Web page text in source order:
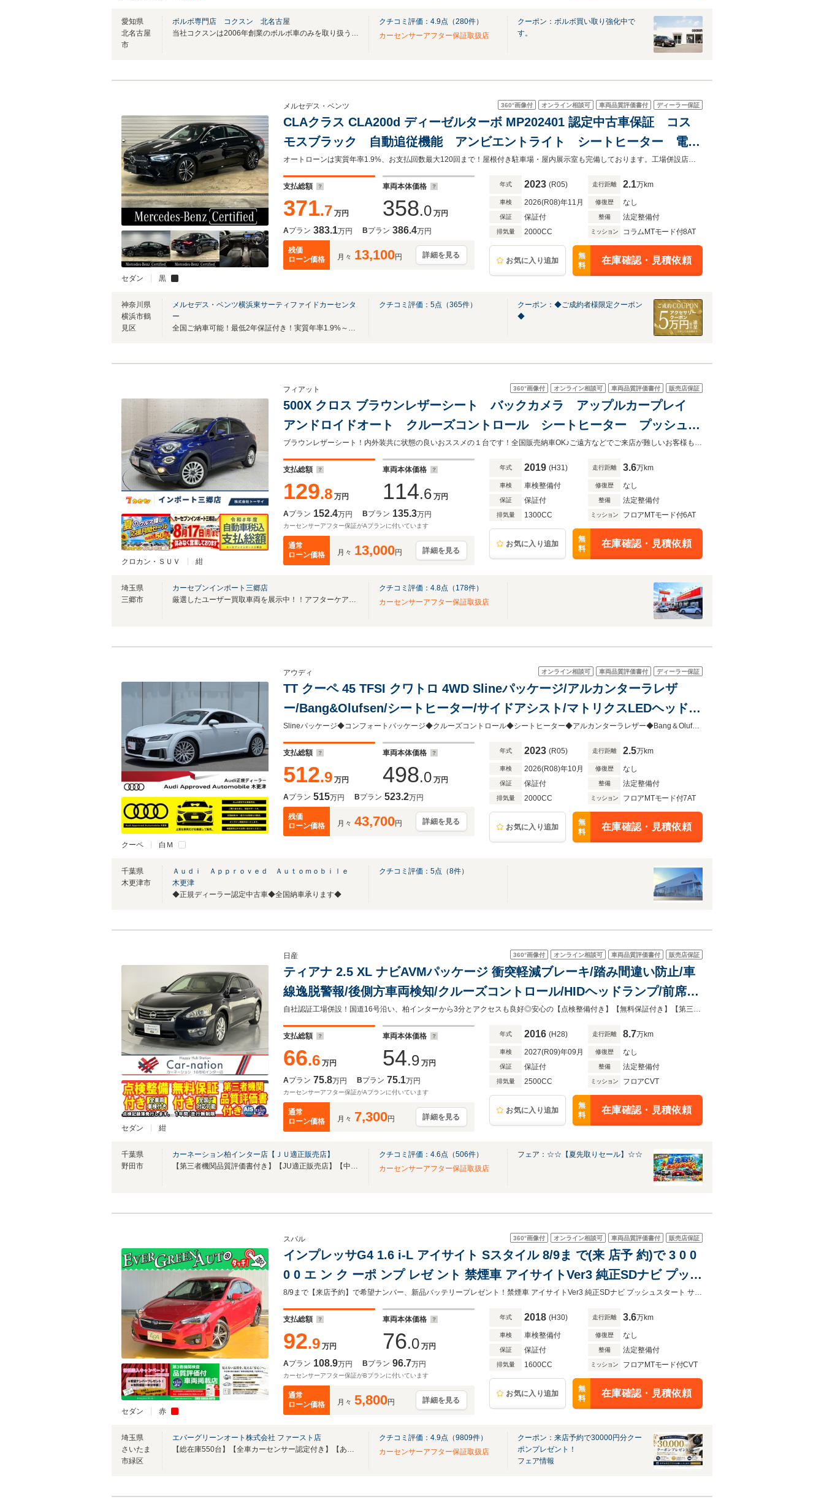
愛知県
北名古屋
市
ボルボ専門店 コクスン 北名古屋
当社コクスンは2006年創業のボルボ車のみを取り扱う専門店です。
クチコミ評価： 4.9点（280件）
カーセンサーアフター保証取扱店
クーポン：ボルボ買い取り強化中で
す。
セダン 黒
360°画像付 オンライン相談可 車両品質評価書付 ディーラー保証
メルセデス・ベンツ
CLAクラス CLA200d ディーゼルターボ MP202401 認定中古車保証 コス
モスブラック 自動追従機能 アンビエントライト シートヒーター 電動
パワーシート 純正ドライブレコーダー ワイヤレスチャージャー
MBUX ETC 純正ナビ バックカメラ
オートローンは実質年率1.9%、お支払回数最大120回まで！屋根付き駐車場・屋内展示室も完備しております。工場併設店舗の為アフターフォローもお任せ下さい！
支払総額
371.7 万円
車両本体価格
358.0 万円
Aプラン 383.1万円 Bプラン 386.4万円
残価
ローン価格
月々 13,100円 詳細を見る
年式 2023 (R05) 走行距離 2.1万km
車検 2026(R08)年11月 修復歴 なし
保証 保証付 整備 法定整備付
排気量 2000CC ミッション コラムMTモード付8AT
お気に入り追加
無
料
在庫確認・見積依頼
神奈川県
横浜市鶴
見区
メルセデス・ベンツ横浜東サーティファイドカーセンタ
ー
全国ご納車可能！最低2年保証付き！実質年率1.9%～（ローン）ご案内可能でございます!
クチコミ評価： 5点（365件）
クーポン：◆ご成約者様限定クーポン
◆
クロカン・ＳＵＶ 紺
360°画像付 オンライン相談可 車両品質評価書付 販売店保証
フィアット
500X クロス ブラウンレザーシート バックカメラ アップルカープレイ
アンドロイドオート クルーズコントロール シートヒーター プッシュス
タート ETC
ブラウンレザーシート！内外装共に状態の良いおススメの１台です！全国販売納車OK♪ご遠方などでご来店が難しいお客様もお気軽にご相談下さい！詳しくは0120-62-1031まで！
支払総額
129.8 万円
車両本体価格
114.6 万円
Aプラン 152.4万円 Bプラン 135.3万円
カーセンサーアフター保証がAプランに付いています
通常
ローン価格
月々 13,000円 詳細を見る
年式 2019 (H31) 走行距離 3.6万km
車検 車検整備付 修復歴 なし
保証 保証付 整備 法定整備付
排気量 1300CC ミッション フロアMTモード付6AT
お気に入り追加
無
料
在庫確認・見積依頼
埼玉県
三郷市
カーセブンインポート三郷店
厳選したユーザー買取車両を展示中！！アフターケアもお任せください！
クチコミ評価： 4.8点（ 178件）
カーセンサーアフター保証取扱店
クーペ 白Ｍ
オンライン相談可 車両品質評価書付 ディーラー保証
アウディ
TT クーペ 45 TFSI クワトロ 4WD Slineパッケージ/アルカンターラレザ
ー/Bang&Olufsen/シートヒーター/サイドアシスト/マトリクスLEDヘッドラ
イト/リヤカメラ/パドルシフト/クルーズコントロール/
Slineパッケージ◆コンフォートパッケージ◆クルーズコントロール◆シートヒーター◆アルカンターラレザー◆Bang＆Olufsen◆サイドアシスト◆マトリクスLEDヘッドライト◆
支払総額
512.9 万円
車両本体価格
498.0 万円
Aプラン 515万円 Bプラン 523.2万円
残価
ローン価格
月々 43,700円 詳細を見る
年式 2023 (R05) 走行距離 2.5万km
車検 2026(R08)年10月 修復歴 なし
保証 保証付 整備 法定整備付
排気量 2000CC ミッション フロアMTモード付7AT
お気に入り追加
無
料
在庫確認・見積依頼
千葉県
木更津市
Ａｕｄｉ Ａｐｐｒｏｖｅｄ Ａｕｔｏｍｏｂｉｌｅ
木更津
◆正規ディーラー認定中古車◆全国納車承ります◆
クチコミ評価： 5点（8件）
セダン 紺
360°画像付 オンライン相談可 車両品質評価書付 販売店保証
日産
ティアナ 2.5 XL ナビAVMパッケージ 衝突軽減ブレーキ/踏み間違い防止/車
線逸脱警報/後側方車両検知/クルーズコントロール/HIDヘッドランプ/前席パ
ワーシート/助手席パワーオットマン/アラウンドビュー/純正コネクトナビ/ビ
ルトインETC
自社認証工場併設！国道16号沿い、柏インターから3分とアクセスも良好◎安心の【点検整備付き】【無料保証付き】【第三者機関品質評価書付き】！表示総額で乗り出し出来ます！！
支払総額
66.6 万円
車両本体価格
54.9 万円
Aプラン 75.8万円 Bプラン 75.1万円
カーセンサーアフター保証がAプランに付いています
通常
ローン価格
月々 7,300円 詳細を見る
年式 2016 (H28) 走行距離 8.7万km
車検 2027(R09)年09月 修復歴 なし
保証 保証付 整備 法定整備付
排気量 2500CC ミッション フロアCVT
お気に入り追加
無
料
在庫確認・見積依頼
千葉県
野田市
カーネーション柏インター店【ＪＵ適正販売店】
【第三者機関品質評価書付き】【JU適正販売店】【中古自動車販売士資格者常駐】
クチコミ評価： 4.6点（506件）
カーセンサーアフター保証取扱店
フェア：☆☆【夏先取りセール】☆☆
セダン 赤
360°画像付 オンライン相談可 車両品質評価書付 販売店保証
スバル
インプレッサG4 1.6 i-L アイサイト Sスタイル 8/9ま で(来 店予 約)で 3 0 0
0 0 エ ン ク ーポ ンプ レゼ ント 禁煙車 アイサイトVer3 純正SDナビ プッシ
ュスタート サイド/バックカメラ ブラインドスポットモニター パドルシフト
電動パーキング
8/9まで【来店予約】で希望ナンバー、新品バッテリープレゼント！禁煙車 アイサイトVer3 純正SDナビ プッシュスタート サイド/バックカメラ ブラインドスポットモニター
支払総額
92.9 万円
車両本体価格
76.0 万円
Aプラン 108.9万円 Bプラン 96.7万円
カーセンサーアフター保証がBプランに付いています
通常
ローン価格
月々 5,800円 詳細を見る
年式 2018 (H30) 走行距離 3.6万km
車検 車検整備付 修復歴 なし
保証 保証付 整備 法定整備付
排気量 1600CC ミッション フロアMTモード付CVT
お気に入り追加
無
料
在庫確認・見積依頼
埼玉県
さいたま
市緑区
エバーグリーンオート株式会社 ファースト店
【総在庫550台】【全車カーセンサー認定付き】【あなたの「愛車」が見つかります】
クチコミ評価： 4.9点（9809件）
カーセンサーアフター保証取扱店
クーポン：来店予約で30000円分クー
ポンプレゼント！
フェア情報